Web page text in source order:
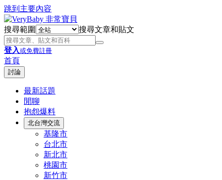
跳到主要內容
搜尋範圍 搜尋文章和貼文
登入或免費註冊
首頁
討論
最新話題
閒聊
抱怨爆料
北台灣交流
基隆市
台北市
新北市
桃園市
新竹市